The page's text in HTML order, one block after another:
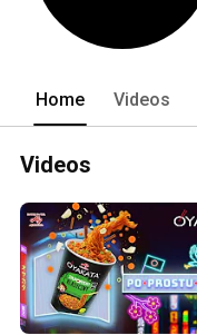
Home Videos
Videos